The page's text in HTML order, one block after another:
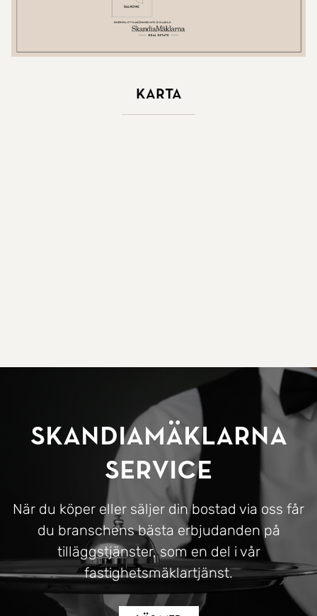
Karta
SkandiaMäklarna
Service
När du köper eller säljer din bostad via oss får
du branschens bästa erbjudanden på
tilläggstjänster, som en del i vår
fastighetsmäklartjänst.